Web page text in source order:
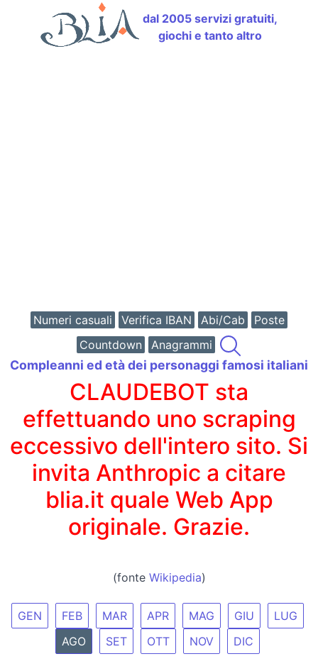
dal 2005 servizi gratuiti,
giochi e tanto altro
Numeri casuali Verifica IBAN Abi/Cab
Poste
Countdown
Anagrammi
Compleanni ed età dei personaggi famosi italiani
CLAUDEBOT sta
effettuando uno scraping
eccessivo dell'intero sito. Si
invita Anthropic a citare
blia.it quale Web App
originale. Grazie.
(fonte Wikipedia)
GEN FEB MAR APR MAG GIU
LUG
AGO
SET OTT NOV DIC